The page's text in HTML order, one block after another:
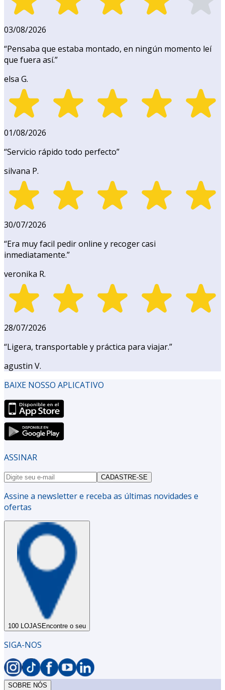
03/08/2026
“Pensaba que estaba montado, en ningún momento leí
que fuera así.”
elsa G.
01/08/2026
“Servicio rápido todo perfecto”
silvana P.
30/07/2026
“Era muy facil pedir online y recoger casi
inmediatamente.”
veronika R.
28/07/2026
“Ligera, transportable y práctica para viajar.”
agustin V.
BAIXE NOSSO APLICATIVO
ASSINAR
CADASTRE-SE
Assine a newsletter e receba as últimas novidades e
ofertas
100 LOJAS Encontre o seu
SIGA-NOS
SOBRE NÓS